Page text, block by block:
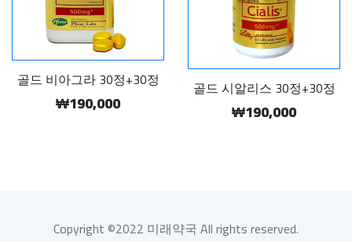
골드 비아그라 30정+30정
₩190,000
골드 시알리스 30정+30정
₩190,000
Copyright ©2022 미래약국 All rights reserved.